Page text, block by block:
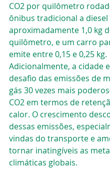
CO2 por quilômetro
ônibus tradicional a diesel
aproximadamente 1,0 kg
quilômetro, e um carro
emite entre 0,15 e 0,25 kg.
Adicionalmente, a cidade
desafio das emissões de
gás 30 vezes mais
CO2 em termos de
calor. O crescimento
dessas emissões,
vindas do transporte e
tornar inatingíveis as
climáticas globais.